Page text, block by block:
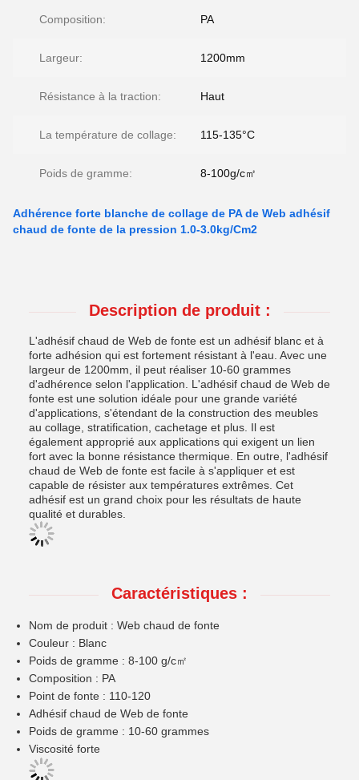
Composition: PA
Largeur: 1200mm
Résistance à la traction: Haut
La température de collage: 115-135°C
Poids de gramme: 8-100g/c㎡
Adhérence forte blanche de collage de PA de Web adhésif
chaud de fonte de la pression 1.0-3.0kg/Cm2
Description de produit :
L'adhésif chaud de Web de fonte est un adhésif blanc et à
forte adhésion qui est fortement résistant à l'eau. Avec une
largeur de 1200mm, il peut réaliser 10-60 grammes
d'adhérence selon l'application. L'adhésif chaud de Web de
fonte est une solution idéale pour une grande variété
d'applications, s'étendant de la construction des meubles
au collage, stratification, cachetage et plus. Il est
également approprié aux applications qui exigent un lien
fort avec la bonne résistance thermique. En outre, l'adhésif
chaud de Web de fonte est facile à s'appliquer et est
capable de résister aux températures extrêmes. Cet
adhésif est un grand choix pour les résultats de haute
qualité et durables.
Caractéristiques :
Nom de produit : Web chaud de fonte
Couleur : Blanc
Poids de gramme : 8-100 g/c㎡
Composition : PA
Point de fonte : 110-120
Adhésif chaud de Web de fonte
Poids de gramme : 10-60 grammes
Viscosité forte